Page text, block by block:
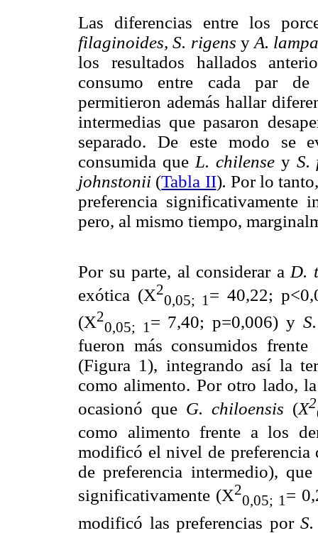
Las diferencias entre los
filaginoides, S. rigens yA.
los resultados hallados
consumo entre cada par de
permitieron además hallar
intermedias que pasaron
separado. De este modo se
consumida queL. chilense y S.
johnstonii (Tabla II). Por lo
preferencia significativamente
pero, al mismo tiempo,
Por su parte, al considerar a D.
exótica (X2
0,05; 1 = 40,22;
(X2
0,05; 1 = 7,40; p=0,006) y
fueron más consumidos
(Figura 1), integrando así la
como alimento. Por otro lado,
ocasionó que G. chiloensis (X2
como alimento frente a los
modificó el nivel de preferencia
de preferencia intermedio),
significativamente (X2
0,05; 1 =
modificó las preferencias por